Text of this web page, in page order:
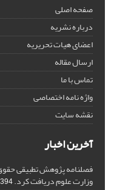
صفحه اصلی
درباره نشریه
اعضای هیات تحریریه
ارسال مقاله
تماس با ما
واژه نامه اختصاصی
نقشه سایت
آخرین اخبار
فصلنامه پژوهش تطبیقی
وزارت علوم دریافت کرد.10-07